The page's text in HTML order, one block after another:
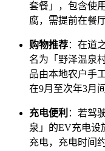
套餐」，包含使
腐，需提前在餐
购物推荐：在道
名为「野泽温泉
品由本地农户手
在9月至次年3月
充电便利 ：若驾
泉」的EV充电设
充电，充电时间